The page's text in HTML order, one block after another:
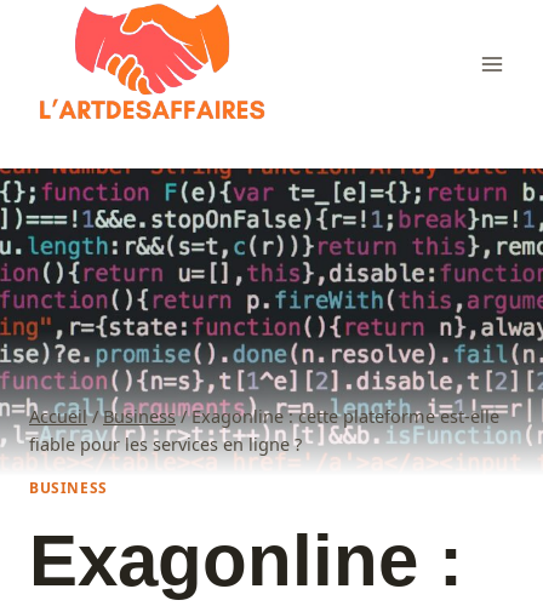
Accueil / Business / Exagonline : cette plateforme est-elle
fiable pour les services en ligne ?
BUSINESS
Exagonline :